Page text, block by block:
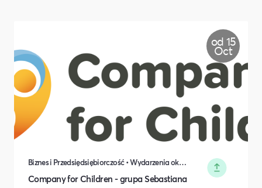
od 15
Oct
Biznes i Przedsiędsiębiorczość • Wydarzenia okolicznościowe
Company for Children - grupa Sebastiana